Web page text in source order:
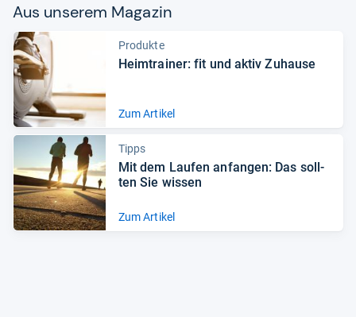
Aus unse­rem Maga­zin
Produkte
Heim­trai­ner: fit und aktiv Zuhause
Zum Artikel
Tipps
Mit dem Lau­fen anfan­gen: Das soll­
ten Sie wis­sen
Zum Artikel